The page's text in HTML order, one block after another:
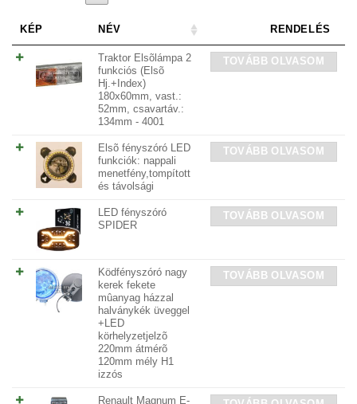
KÉP NÉV RENDELÉS
Traktor Elsõlámpa 2
funkciós (Elsõ
Hj.+Index)
180x60mm, vast.:
52mm, csavartáv.:
134mm - 4001
TOVÁBB OLVASOM
Elsõ fényszóró LED
funkciók: nappali
menetfény,tompított
és távolsági
TOVÁBB OLVASOM
LED fényszóró
SPIDER
TOVÁBB OLVASOM
Ködfényszóró nagy
kerek fekete
mûanyag házzal
halványkék üveggel
+LED
körhelyzetjelzõ
220mm átmérõ
120mm mély H1
izzós
TOVÁBB OLVASOM
Renault Magnum E-